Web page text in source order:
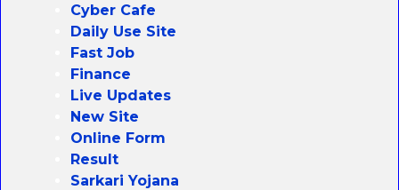
Cyber Cafe
Daily Use Site
Fast Job
Finance
Live Updates
New Site
Online Form
Result
Sarkari Yojana